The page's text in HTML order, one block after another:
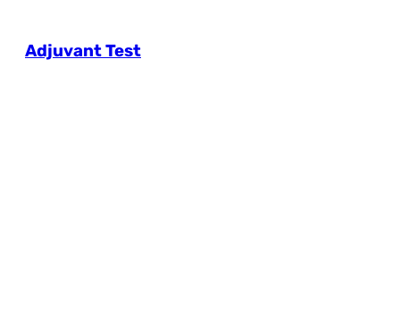
Adjuvant Test